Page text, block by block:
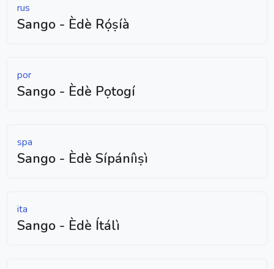
rus
Sango - Èdè Rọ́ṣíà
por
Sango - Èdè Pọtogí
spa
Sango - Èdè Sípáníìṣì
ita
Sango - Èdè Ítálì